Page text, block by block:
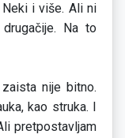
i više. Ali ni
Na to
nije bitno.
kao struka. I
pretpostavljam